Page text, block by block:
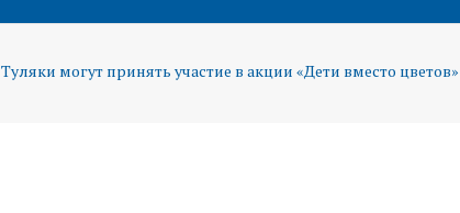
Туляки могут принять участие в акции «Дети вместо цветов»